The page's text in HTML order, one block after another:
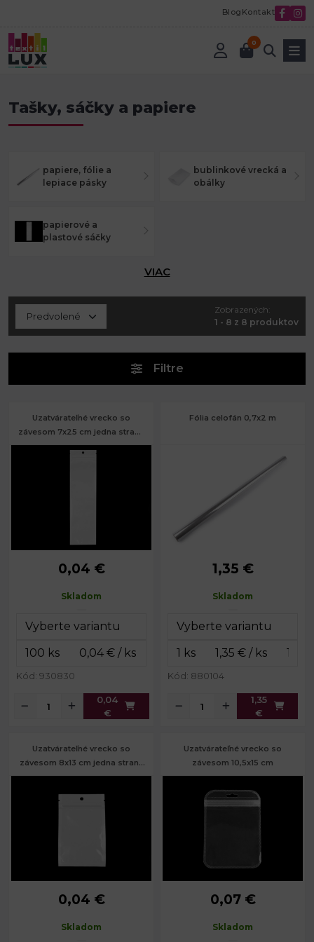
Blog Kontakt
0
Úvod
Tašky, sáčky a papiere
papiere, fólie a
lepiace pásky
bublinkové vrecká a
obálky
papierové a
plastové sáčky
VIAC
Zobrazených:
1 - 8 z 8 produktov
Filtre
Uzatvárateľné vrecko so
závesom 7x25 cm jedna strana
priehľadná
Rozmery:
7 x 25 cm
0,04 €
Skladom
Kód: 930830
0,04
€
Fólia celofán 0,7x2 m
70 cm
1,35 €
Skladom
Kód: 880104
1,35
€
Uzatvárateľné vrecko so
závesom 8x13 cm jedna strana
priehľadná
Rozmery:
8 x 13 cm
0,04 €
Skladom
Uzatvárateľné vrecko so
závesom 10,5x15 cm
Rozmery:
Vnútorné
0,07 €
Skladom